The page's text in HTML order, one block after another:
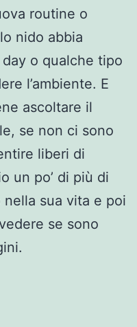
routine o
nido abbia
o qualche tipo
l’ambiente. E
ascoltare il
se non ci sono
liberi di
un po’ di più di
nella sua vita e poi
se sono